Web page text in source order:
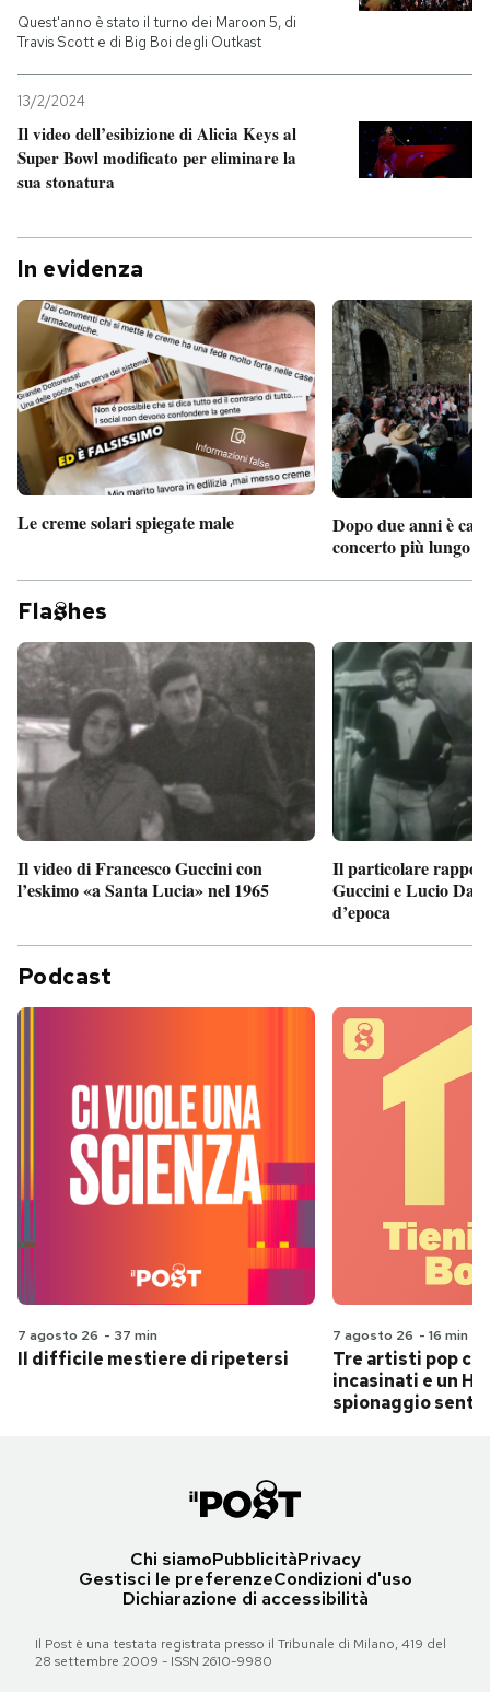
Quest'anno è stato il turno dei Maroon 5, di
Travis Scott e di Big Boi degli Outkast
13/2/2024
Il video dell’esibizione di Alicia Keys al
Super Bowl modificato per eliminare la
sua stonatura
In evidenza
Le creme solari spiegate male
Dopo due anni è
concerto più lungo
Fla hes
Il video di Francesco Guccini con
l’eskimo «a Santa Lucia» nel 1965
Il particolare
Guccini e Lucio
d’epoca
Podcast
7 agosto 26 - 37 min
Il difficile mestiere di ripetersi
7 agosto 26 - 16 min
Tre artisti pop
incasinati e un
spionaggio
Chi siamoPubblicitàPrivacy
Gestisci le preferenzeCondizioni d'uso
Dichiarazione di accessibilità
Il Post è una testata registrata presso il Tribunale di Milano, 419 del
28 settembre 2009 - ISSN 2610-9980